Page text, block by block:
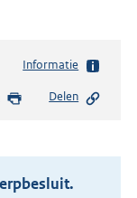
Informatie
Delen